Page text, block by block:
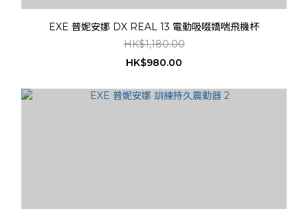
EXE 普妮安娜 DX REAL 13 電動吸啜嬌喘飛機杯
HK$1,180.00
HK$980.00